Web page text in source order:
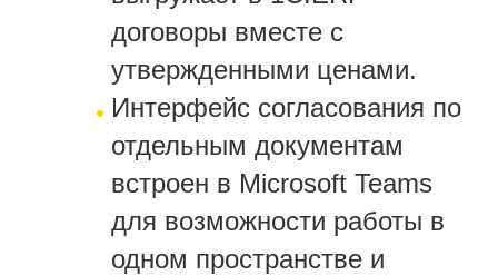
договоры вместе с
утвержденными ценами.
Интерфейс согласования по
отдельным документам
встроен в Microsoft Teams
для возможности работы в
одном пространстве и